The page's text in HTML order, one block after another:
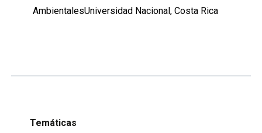
AmbientalesUniversidad Nacional, Costa Rica
Temáticas